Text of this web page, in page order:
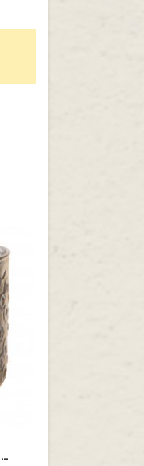
Mécsestartó Kerek Üveg 10x10x10,5cm Arany,kék